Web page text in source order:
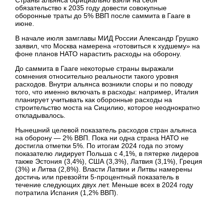
обязательство к 2035 году довести совокупные
оборонные траты до 5% ВВП после саммита в Гааге в
июне.
В начале июля замглавы МИД России Александр Грушко
заявил, что Москва намерена «готовиться к худшему» на
фоне планов НАТО нарастить расходы на оборону.
До саммита в Гааге некоторые страны выражали
сомнения относительно реальности такого уровня
расходов. Внутри альянса возникли споры и по поводу
того, что именно включать в расходы: например, Италия
планирует учитывать как оборонные расходы на
строительство моста на Сицилию, которое неоднократно
откладывалось.
Нынешний целевой показатель расходов стран альянса
на оборону — 2% ВВП. Пока ни одна страна НАТО не
достигла отметки 5%. По итогам 2024 года по этому
показателю лидирует Польша с 4,1%, в пятерке лидеров
также Эстония (3,4%), США (3,3%), Латвия (3,1%), Греция
(3%) и Литва (2,8%). Власти Латвии и Литвы намерены
достичь или превзойти 5-процентный показатель в
течение следующих двух лет. Меньше всех в 2024 году
потратила Испания (1,2% ВВП).